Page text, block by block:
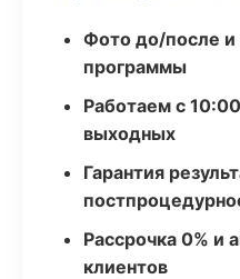
Фото до/после и
программы
Работаем с
выходных
Гарантия
Рассрочка 0% и
клиентов